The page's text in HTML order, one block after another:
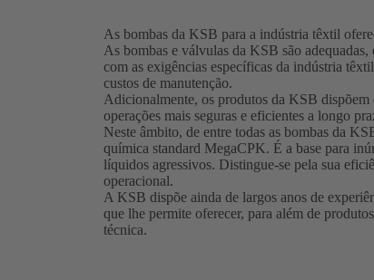
As bombas da KSB para a indústria têxtil
As bombas e válvulas da KSB são
com as exigências específicas da indústria
custos de manutenção.
Adicionalmente, os produtos da KSB dispõem
operações mais seguras e eficientes a longo
Neste âmbito, de entre todas as bombas da
química standard MegaCPK. É a base para
líquidos agressivos. Distingue-se pela sua
operacional.
A KSB dispõe ainda de largos anos de
que lhe permite oferecer, para além de
técnica.